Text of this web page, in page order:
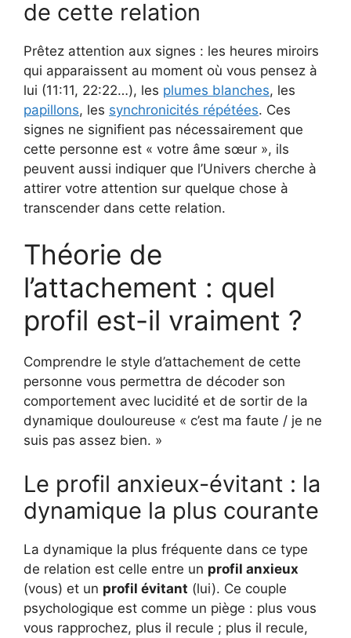
de cette relation
Prêtez attention aux signes : les heures miroirs
qui apparaissent au moment où vous pensez à
lui (11:11, 22:22…), les plumes blanches, les
papillons, les synchronicités répétées. Ces
signes ne signifient pas nécessairement que
cette personne est « votre âme sœur », ils
peuvent aussi indiquer que l’Univers cherche à
attirer votre attention sur quelque chose à
transcender dans cette relation.
Théorie de
l’attachement : quel
profil est-il vraiment ?
Comprendre le style d’attachement de cette
personne vous permettra de décoder son
comportement avec lucidité et de sortir de la
dynamique douloureuse « c’est ma faute / je ne
suis pas assez bien. »
Le profil anxieux-évitant : la
dynamique la plus courante
La dynamique la plus fréquente dans ce type
de relation est celle entre un profil anxieux
(vous) et un profil évitant (lui). Ce couple
psychologique est comme un piège : plus vous
vous rapprochez, plus il recule ; plus il recule,